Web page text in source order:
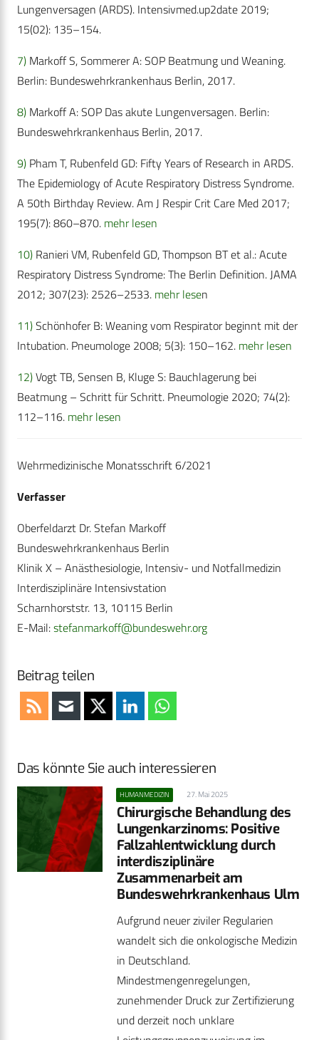
Lungenversagen (ARDS). Intensivmed.up2date 2019;
15(02): 135–154.
7) Markoff S, Sommerer A: SOP Beatmung und Weaning.
Berlin: Bundeswehrkrankenhaus Berlin, 2017.
8) Markoff A: SOP Das akute Lungenversagen. Berlin:
Bundeswehrkrankenhaus Berlin, 2017.
9) Pham T, Rubenfeld GD: Fifty Years of Research in ARDS.
The Epidemiology of Acute Respiratory Distress Syndrome.
A 50th Birthday Review. Am J Respir Crit Care Med 2017;
195(7): 860–870. mehr lesen
10) Ranieri VM, Rubenfeld GD, Thompson BT et al.: Acute
Respiratory Distress Syndrome: The Berlin Definition. JAMA
2012; 307(23): 2526–2533. mehr lesen
11)Schönhofer B: Weaning vom Respirator beginnt mit der
Intubation. Pneumologe 2008; 5(3): 150–162. mehr lesen
12)Vogt TB, Sensen B, Kluge S: Bauchlagerung bei
Beatmung – Schritt für Schritt. Pneumologie 2020; 74(2):
112–116. mehr lesen
Wehrmedizinische Monatsschrift 6/2021
Verfasser
Oberfeldarzt Dr. Stefan Markoff
Bundeswehrkrankenhaus Berlin
Klinik X – Anästhesiologie, Intensiv- und Notfallmedizin
Interdisziplinäre Intensivstation
Scharnhorststr. 13, 10115 Berlin
E-Mail:stefanmarkoff@bundeswehr.org
Beitrag teilen
Das könnte Sie auch interessieren
HUMANMEDIZIN 27. Mai 2025
Chirurgische Behandlung des
Lungenkarzinoms: Positive
Fallzahlentwicklung durch
interdisziplinäre
Zusammenarbeit am
Bundeswehrkrankenhaus Ulm
Aufgrund neuer ziviler Regularien
wandelt sich die onkologische Medizin
in Deutschland.
Mindestmengenregelungen,
zunehmender Druck zur Zertifizierung
und derzeit noch unklare